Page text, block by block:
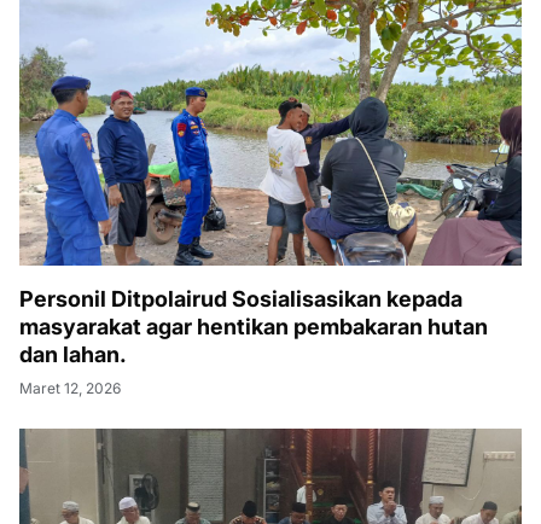
Personil Ditpolairud Sosialisasikan kepada
masyarakat agar hentikan pembakaran hutan
dan lahan.
Maret 12, 2026